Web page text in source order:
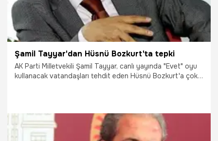
Şamil Tayyar'dan Hüsnü Bozkurt'ta tepki
AK Parti Milletvekili Şamil Tayyar, canlı yayında "Evet" oyu
kullanacak vatandaşları tehdit eden Hüsnü Bozkurt'a çok